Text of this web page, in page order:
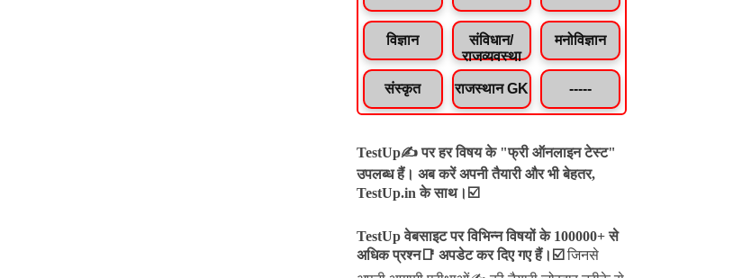
विज्ञान
संविधान/
राजव्यवस्था
मनोविज्ञान
संस्कृत राजस्थान GK -----
TestUp✍️ पर हर विषय के "फ्री ऑनलाइन टेस्ट"
उपलब्ध हैं। अब करें अपनी तैयारी और भी बेहतर,
TestUp.in के साथ।☑️
TestUp वेबसाइट पर विभिन्न विषयों के 100000+ से
अधिक प्रश्न📑 अपडेट कर दिए गए हैं। ☑️ जिनसे